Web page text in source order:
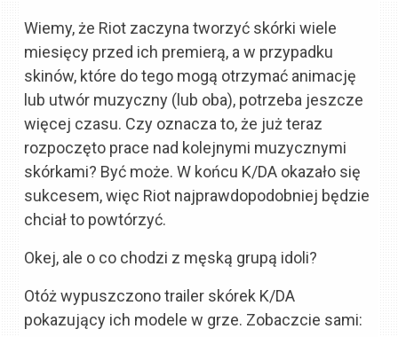
Wiemy, że Riot zaczyna tworzyć skórki wiele
miesięcy przed ich premierą, a w przypadku
skinów, które do tego mogą otrzymać animację
lub utwór muzyczny (lub oba), potrzeba jeszcze
więcej czasu. Czy oznacza to, że już teraz
rozpoczęto prace nad kolejnymi muzycznymi
skórkami? Być może. W końcu K/DA okazało się
sukcesem, więc Riot najprawdopodobniej będzie
chciał to powtórzyć.
Okej, ale o co chodzi z męską grupą idoli?
Otóż wypuszczono trailer skórek K/DA
pokazujący ich modele w grze. Zobaczcie sami: